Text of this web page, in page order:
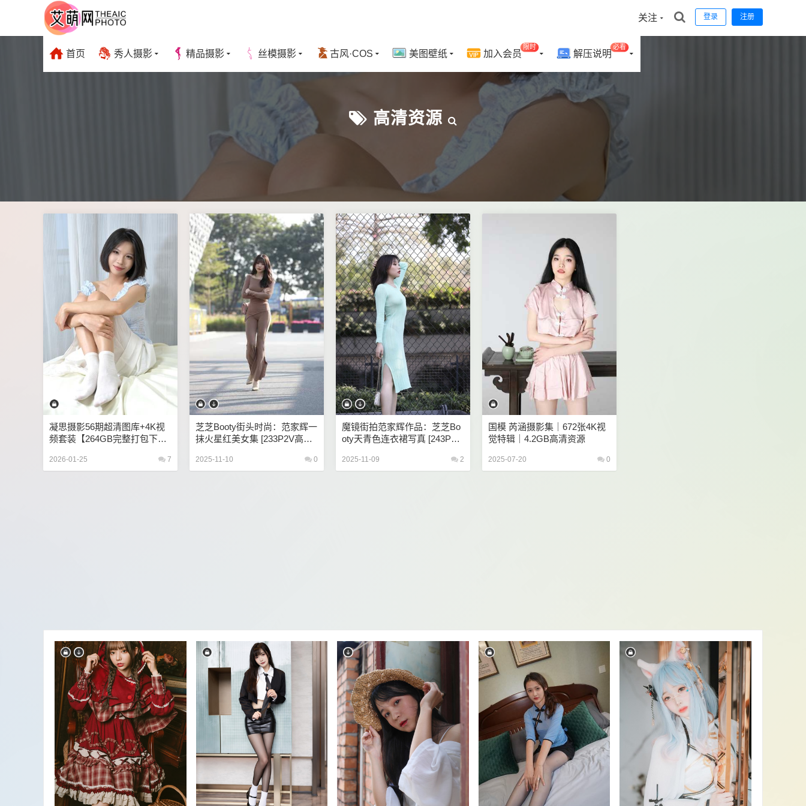
登录 注册
关注
首页 秀人摄影 精品摄影 丝模摄影 古风·COS 美图壁纸 加入会员
限时
解压说明
必看
高清资源
凝思摄影56期超清图库+4K视
频套装【264GB完整打包下
2026-01-25 7
芝芝Booty街头时尚：范家辉一
抹火星红美女集 [233P2V高清
2025-11-10 0
魔镜街拍范家辉作品：芝芝Bo
Oty天青色连衣裙写真 [243P3V
2025-11-09 2
国模 芮涵摄影集｜672张4K视
觉特辑｜4.2GB高清资源
2025-07-20 0